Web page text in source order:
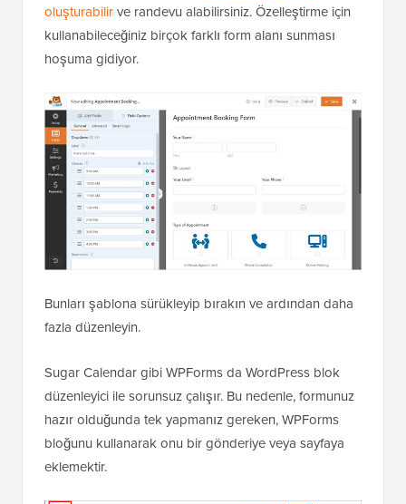
oluşturabilirve randevu alabilirsiniz. Özelleştirme için
kullanabileceğiniz birçok farklı form alanı sunması
hoşuma gidiyor.
Bunları şablona sürükleyip bırakın ve ardından daha
fazla düzenleyin.
Sugar Calendar gibi WPForms da WordPress blok
düzenleyici ile sorunsuz çalışır. Bu nedenle, formunuz
hazır olduğunda tek yapmanız gereken, WPForms
bloğunu kullanarak onu bir gönderiye veya sayfaya
eklemektir.